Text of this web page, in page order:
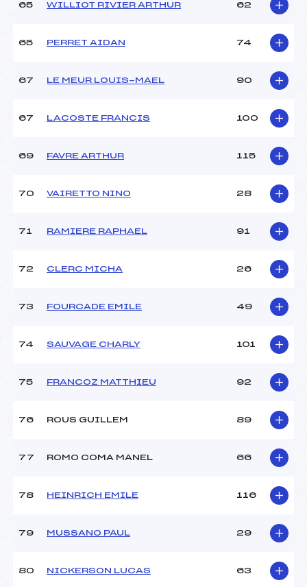
65 WILLIOT RIVIER ARTHUR 62
65 PERRET AIDAN 74
67 LE MEUR LOUIS-MAEL 90
67 LACOSTE FRANCIS 100
69 FAVRE ARTHUR 115
70 VAIRETTO NINO 28
71 RAMIERE RAPHAEL 91
72 CLERC MICHA 26
73 FOURCADE EMILE 49
74 SAUVAGE CHARLY 101
75 FRANCOZ MATTHIEU 92
76 ROUS GUILLEM 89
77 ROMO COMA MANEL 66
78 HEINRICH EMILE 116
79 MUSSANO PAUL 29
80 NICKERSON LUCAS 63